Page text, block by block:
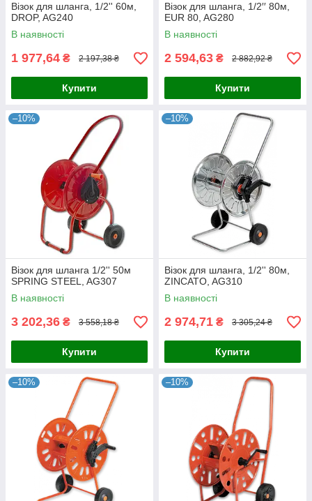
Візок для шланга, 1/2'' 60м,
DROP, AG240
В наявності
1 977,64 ₴ 2 197,38 ₴
Купити
Візок для шланга, 1/2′′ 80м,
EUR 80, AG280
В наявності
2 594,63 ₴ 2 882,92 ₴
Купити
–10%
Візок для шланга 1/2'' 50м
SPRING STEEL, AG307
В наявності
3 202,36 ₴ 3 558,18 ₴
Купити
–10%
Візок для шланга, 1/2'' 80м,
ZINCATO, AG310
В наявності
2 974,71 ₴ 3 305,24 ₴
Купити
–10% –10%